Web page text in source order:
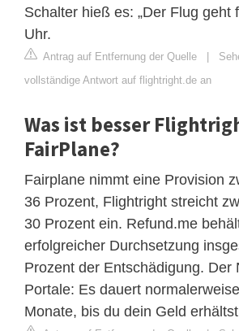
Schalter hieß es: „Der Flug geht
Uhr.
Antrag auf Entfernung der Quelle |
vollständige Antwort auf flightright.de an
Was ist besser
FairPlane?
Fairplane nimmt eine Provision
36 Prozent, Flightright streicht
30 Prozent ein. Refund.me
erfolgreicher Durchsetzung
Prozent der Entschädigung. Der
Portale: Es dauert
Monate, bis du dein Geld